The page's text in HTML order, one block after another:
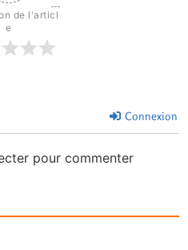
de l'articl
e
Connexion
pour commenter